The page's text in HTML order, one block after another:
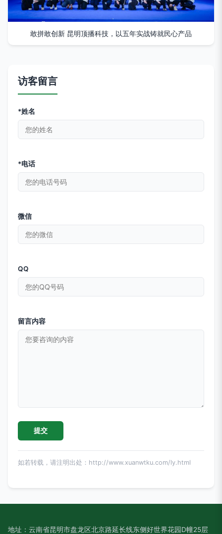
敢拼敢创新 昆明顶播科技，以五年实战铸就民心产品
访客留言
*姓名
*电话
微信
QQ
留言内容
如若转载，请注明出处：http://www.xuanwtku.com/ly.html
地址：云南省昆明市盘龙区北京路延长线东侧好世界花园D幢25层